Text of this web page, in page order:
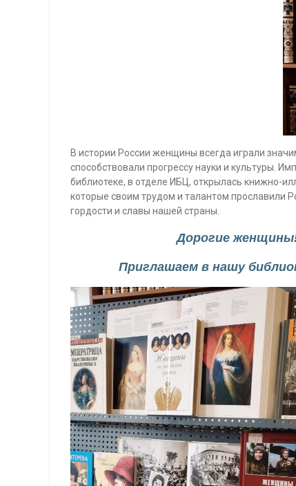
В истории России женщины всегда играли
способствовали прогрессу науки и культуры.
библиотеке, в отделе ИБЦ, открылась книжно-
которые своим трудом и талантом прославили
гордости и славы нашей страны.
Дорогие
Приглашаем в нашу